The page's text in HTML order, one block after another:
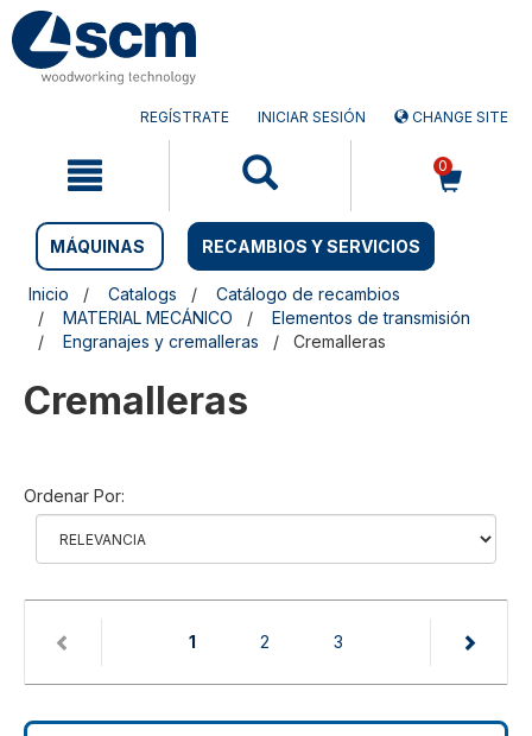
Saltar
contenido
Saltar
menú
REGÍSTRATE INICIAR SESIÓN CHANGE SITE
0
MÁQUINAS RECAMBIOS Y SERVICIOS
Inicio Catalogs
Catálogo de recambios
MATERIAL MECÁNICO
Elementos de transmisión
Engranajes y cremalleras
Cremalleras
Cremalleras
Ordenar Por:
1(current)
2 3